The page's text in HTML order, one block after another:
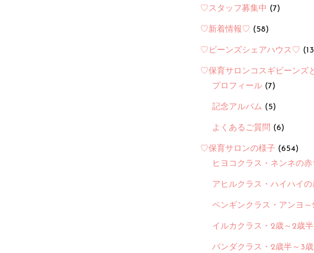
♡スタッフ募集中 (7)
♡新着情報♡ (58)
♡ビーンズシェアハウス♡
♡保育サロンコスギビーンズ
プロフィール (7)
記念アルバム (5)
よくあるご質問 (6)
♡保育サロンの様子 (654)
ヒヨコクラス・ネンネの
アヒルクラス・ハイハイの
ペンギンクラス・アンヨ～
イルカクラス・2歳～2歳半
パンダクラス・2歳半～3歳